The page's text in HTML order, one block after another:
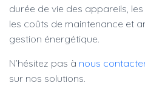
durée de vie des appareils,
les coûts de maintenance et
gestion énergétique.
N’hésitez pas à nous
sur nos solutions.